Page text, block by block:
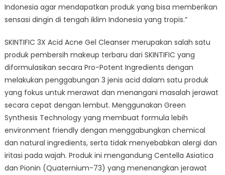
Indonesia agar mendapatkan produk yang bisa memberikan
sensasi dingin di tengah iklim Indonesia yang tropis.”
SKINTIFIC 3X Acid Acne Gel Cleanser merupakan salah satu
produk pembersih makeup terbaru dari SKINTIFIC yang
diformulasikan secara Pro-Potent Ingredients dengan
melakukan penggabungan 3 jenis acid dalam satu produk
yang fokus untuk merawat dan menangani masalah jerawat
secara cepat dengan lembut. Menggunakan Green
Synthesis Technology yang membuat formula lebih
environment friendly dengan menggabungkan chemical
dan natural ingredients, serta tidak menyebabkan alergi dan
iritasi pada wajah. Produk ini mengandung Centella Asiatica
dan Pionin (Quaternium-73) yang menenangkan jerawat